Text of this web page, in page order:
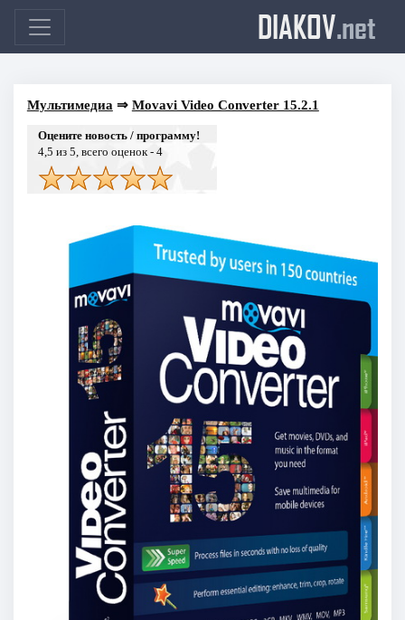
DIAKOV.net
Мультимедиа ⇒ Movavi Video Converter 15.2.1
Оцените новость / программу!
4,5 из 5, всего оценок - 4